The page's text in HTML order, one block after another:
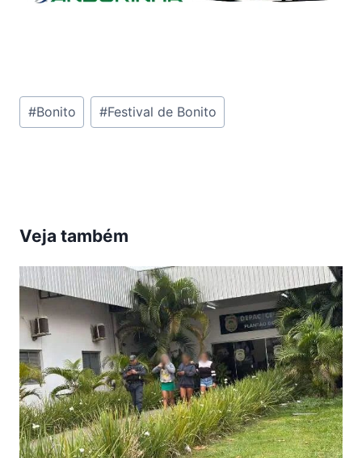
Tags
do
#Bonito #Festival de Bonito
Veja também